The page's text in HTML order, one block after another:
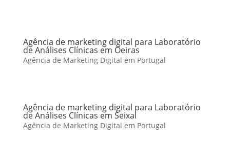
Agência de marketing digital para Laboratório
de Análises Clínicas em Oeiras
Agência de Marketing Digital em Portugal
Agência de marketing digital para Laboratório
de Análises Clínicas em Seixal
Agência de Marketing Digital em Portugal